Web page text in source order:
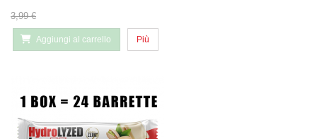
3,99 €
Aggiungi al carrello Più